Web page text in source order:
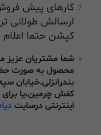
کارهای پیش
ارسالش طولانی
کپشن حتما اعلام
شما مشتریان عزیز
محصول به صورت
بندرانزلی.خیابان
کفش چرمین،یا
اینترنتی درسایت